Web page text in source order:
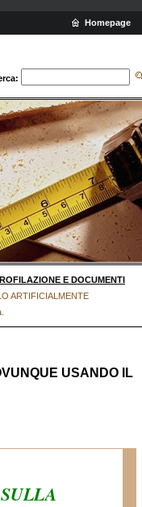
E DOCUMENTI
ARTIFICIALMENTE
USANDO IL
Homepage